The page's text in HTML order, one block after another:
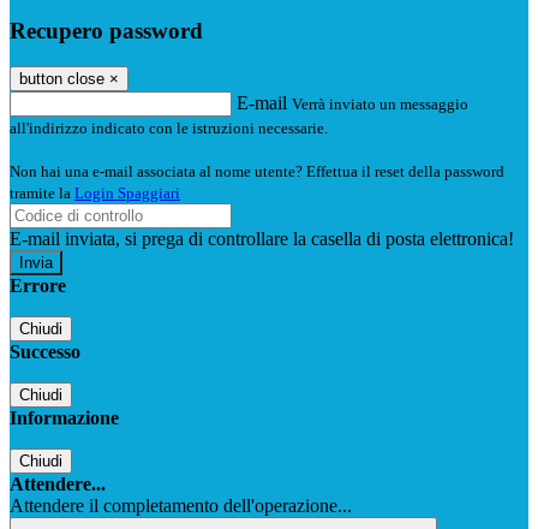
Recupero password
button close ×
E-mail Verrà inviato un messaggio
all'indirizzo indicato con le istruzioni necessarie.
Non hai una e-mail associata al nome utente? Effettua il reset della password
tramite la Login Spaggiari
E-mail inviata, si prega di controllare la casella di posta elettronica!
Errore
Chiudi
Successo
Chiudi
Informazione
Chiudi
Attendere...
Attendere il completamento dell'operazione...